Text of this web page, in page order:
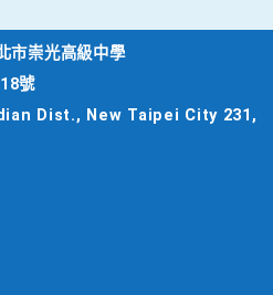
市崇光高級中學
號
Dist., New Taipei City 231,